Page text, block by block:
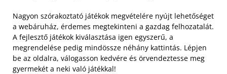
Nagyon szórakoztató játékok megvételére nyújt lehetőséget
a webáruház, érdemes megtekinteni a gazdag felhozatalát.
A fejlesztő játékok kiválasztása igen egyszerű, a
megrendelése pedig mindössze néhány kattintás. Lépjen
be az oldalra, válogasson kedvére és örvendeztesse meg
gyermekét a neki való játékkal!